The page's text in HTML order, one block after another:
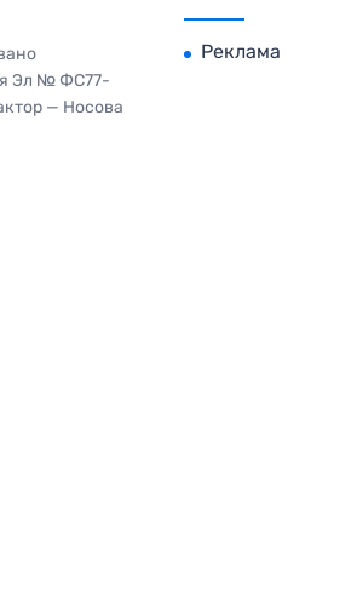
Эл № ФС77-
— Носова
Реклама